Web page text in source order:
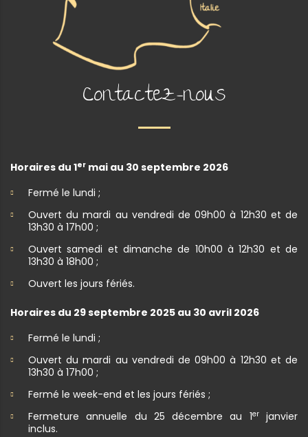
Contactez-nous
Horaires du 1er mai au 30 septembre 2026
Fermé le lundi ;
Ouvert du mardi au vendredi de 09h00 à 12h30 et de
13h30 à 17h00 ;
Ouvert samedi et dimanche de 10h00 à 12h30 et de
13h30 à 18h00 ;
Ouvert les jours fériés.
Horaires du 29 septembre 2025 au 30 avril 2026
Fermé le lundi ;
Ouvert du mardi au vendredi de 09h00 à 12h30 et de
13h30 à 17h00 ;
Fermé le week-end et les jours fériés ;
Fermeture annuelle du 25 décembre au 1erjanvier
inclus.